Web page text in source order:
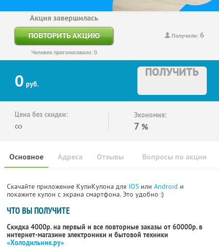
Получили: 6
Акция завершилась
ПОВТОРИТЬ АКЦИЮ
Человек проголосовало: 0
0 руб.
ПОЛУЧИТЬ
Цена без скидки:
∞
Экономия:
7 %
Основное Отзывы Вопросы по акции
Адреса
Скачайте приложение КупиКупона для IOS или Android и
покажите купон с экрана смартфона. Это удобно :)
ЧТО ВЫ ПОЛУЧИТЕ
Скидка 4000р. на первый и все повторные заказы от 60000р. в
интернет-магазине электроники и бытовой техники
«Холодильник.ру»